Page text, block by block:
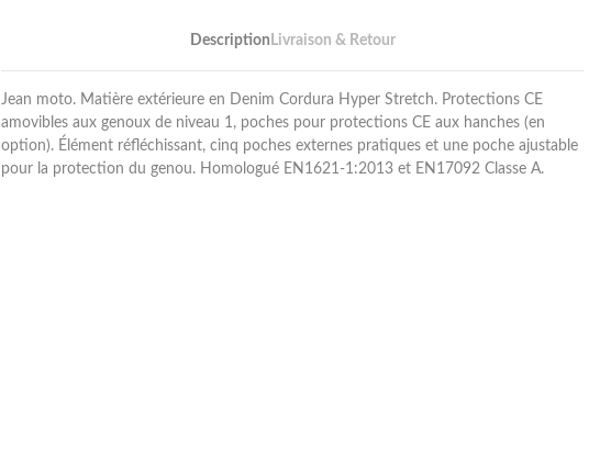
Description Livraison & Retour
Jean moto. Matière extérieure en Denim Cordura Hyper Stretch. Protections CE
amovibles aux genoux de niveau 1, poches pour protections CE aux hanches (en
option). Élément réfléchissant, cinq poches externes pratiques et une poche ajustable
pour la protection du genou. Homologué EN1621-1:2013 et EN17092 Classe A.